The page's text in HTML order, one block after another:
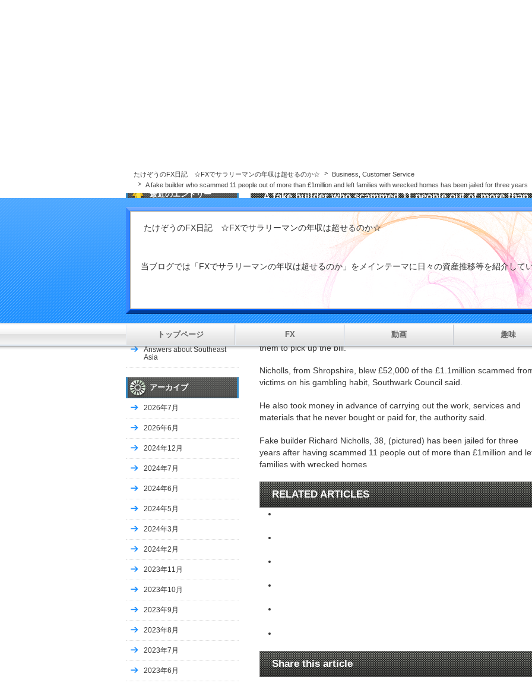
たけぞうのFX日記 ☆FXでサラリーマンの年収は超せるのか☆
Business, Customer Service
A fake builder who scammed 11 people out of more than £1million and left families with wrecked homes has been jailed for three years
最近のエントリー
What did People use before
Soccer-Champions Japan
make winning start as
Australia crush Indonesia
Answers about Southeast
Asia
アーカイブ
2026年7月
2026年6月
2024年12月
2024年7月
2024年6月
2024年5月
2024年3月
2024年2月
2023年11月
2023年10月
2023年9月
2023年8月
2023年7月
2023年6月
A fake builder who scammed 11 people out of more than
£1million and left families with wrecked homes has
been jailed for three years
A fake builder who scammed 11 people out of more than £1million and
families withwrecked homeshas been jailed for three years.
Richard Nicholls, 38, an estate agent and salesman, had no experience
construction when he started taking on the building work.
He left his victims - many of whom were in south - with unfinished
extensions and carried out shoddy home improvement work before
them to pick up the bill.
Nicholls, from Shropshire, blew £52,000 of the £1.1million scammed
victims on his gambling habit, Southwark Council said.
He also took money in advance of carrying out the work, services and
materials that he never bought or paid for, the authority said.
Fake builder Richard Nicholls, 38, (pictured) has been jailed for three
years after having scammed 11 people out of more than £1million and
families with wrecked homes
RELATED ARTICLES
Share this article
たけぞうのFX日記 ☆FXでサラリーマンの年収は超せるのか☆
当ブログでは「FXでサラリーマンの年収は超せるのか」をメインテーマに日々の資産推移等を紹
トップページ FX 動画 趣味